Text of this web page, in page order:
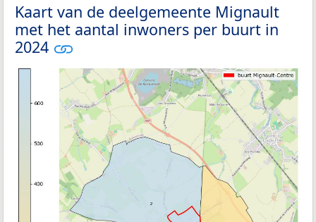
Kaart van de deelgemeente Mignault
met het aantal inwoners per buurt in
2024